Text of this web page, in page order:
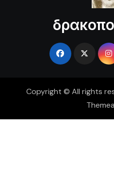
Copyright © All rights